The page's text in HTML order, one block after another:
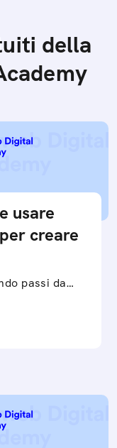
della
usare
creare
passi da
e virtual…